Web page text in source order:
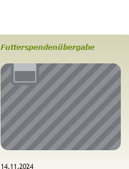
Futterspendenübergabe
14.11.2024